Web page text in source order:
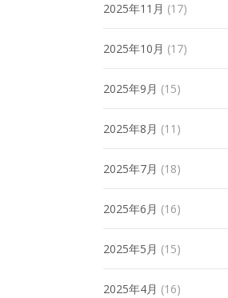
2025年11月 (17)
2025年10月 (17)
2025年9月 (15)
2025年8月 (11)
2025年7月 (18)
2025年6月 (16)
2025年5月 (15)
2025年4月 (16)